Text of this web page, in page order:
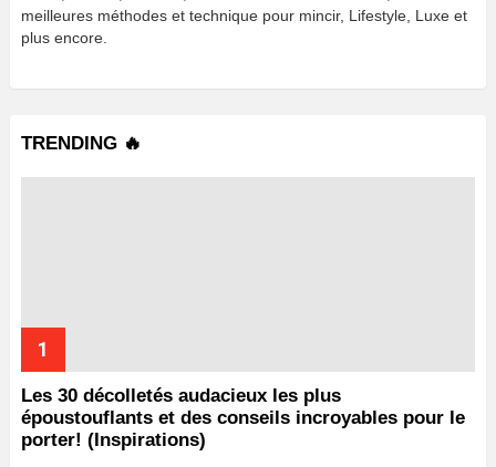
meilleures méthodes et technique pour mincir, Lifestyle, Luxe et
plus encore.
TRENDING 🔥
Les 30 décolletés audacieux les plus
époustouflants et des conseils incroyables pour le
porter! (Inspirations)